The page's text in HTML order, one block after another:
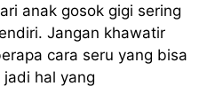
anak gosok gigi sering
Jangan khawatir
cara seru yang bisa
hal yang